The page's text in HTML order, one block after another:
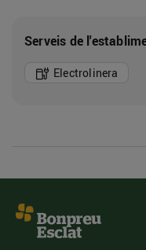
Serveis de
Electrolinera